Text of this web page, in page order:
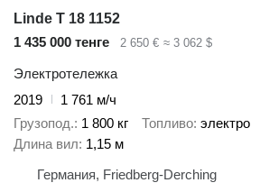
Linde T 18 1152
1 435 000 тенге
2 650 € ≈ 3 062 $
Электротележка
2019
1 761 м/ч
Грузопод. 1 800 кг Топливо электро
Длина вил 1,15 м
Германия, Friedberg-Derching